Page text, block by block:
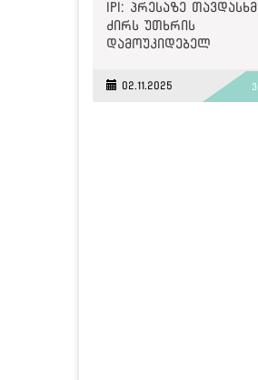
IPI: პრესაზე
ძირს უთხრის
დამოუკიდებელ
თავისუფალ
საზოგადოებებს
02.11.2025